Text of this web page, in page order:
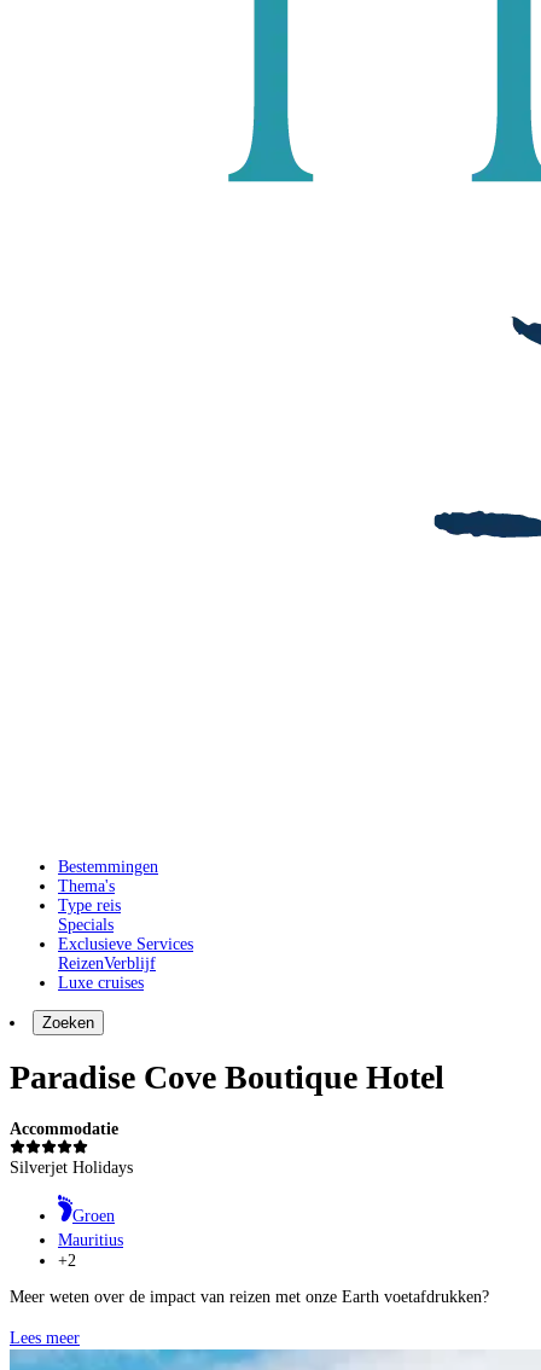
Bestemmingen
Thema's
Type reis
Specials
Exclusieve Services
ReizenVerblijf
Luxe cruises
Zoeken
Paradise Cove Boutique Hotel
Accommodatie
Silverjet Holidays
Groen
Mauritius
+2
Meer weten over de impact van reizen met onze Earth voetafdrukken?
Lees meer